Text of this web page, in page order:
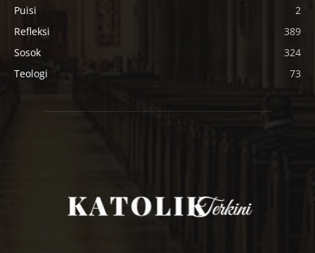
Puisi
2
Refleksi
389
Sosok
324
Teologi
73